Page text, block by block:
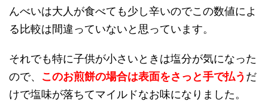
んべいは大人が食べても少し辛いのでこの数値によ
る比較は間違っていないと思っています。
それでも特に子供が小さいときは塩分が気になった
ので、 このお煎餅の場合は表面をさっと手で払う だ
けで塩味が落ちてマイルドなお味になりました。